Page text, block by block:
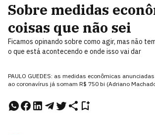
Sobre medidas
coisas que não sei
Ficamos opinando sobre como agir, mas não
o que está acontecendo e onde isso vai dar
PAULO GUEDES: as medidas econômicas
ao coronavírus já somam R$ 750 bi (Adriano